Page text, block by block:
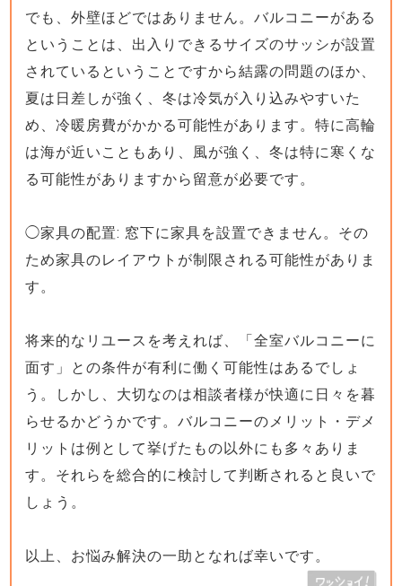
でも、外壁ほどではありません。バルコニーがある
ということは、出入りできるサイズのサッシが設置
されているということですから結露の問題のほか、
夏は日差しが強く、冬は冷気が入り込みやすいた
め、冷暖房費がかかる可能性があります。特に高輪
は海が近いこともあり、風が強く、冬は特に寒くな
る可能性がありますから留意が必要です。
◯家具の配置: 窓下に家具を設置できません。その
ため家具のレイアウトが制限される可能性がありま
す。
将来的なリユースを考えれば、「全室バルコニーに
面す」との条件が有利に働く可能性はあるでしょ
う。しかし、大切なのは相談者様が快適に日々を暮
らせるかどうかです。バルコニーのメリット・デメ
リットは例として挙げたもの以外にも多々ありま
す。それらを総合的に検討して判断されると良いで
しょう。
以上、お悩み解決の一助となれば幸いです。